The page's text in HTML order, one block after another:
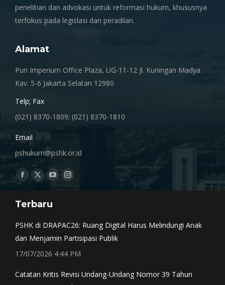
penelitian dan advokasi untuk reformasi hukum, khususnya
terfokus pada legislasi dan peradilan.
Alamat
Puri Imperium Office Plaza, UG-11-12 Jl. Kuningan Madya
Kav. 5-6 Jakarta Selatan 12980
Telp; Fax
(021) 8370-1809; (021) 8370-1810
Email
pshukum@pshk.or.id
Find us on:
Facebook
opens
window
X
opens
window
YouTube
opens
Instagram
window
Terbaru
PSHK di DRAPAC26: Ruang Digital Harus Melindungi Anak
dan Menjamin Partisipasi Publik
17/07/2026 4:44 PM
Catatan Kritis Revisi Undang-Undang Nomor 39 Tahun